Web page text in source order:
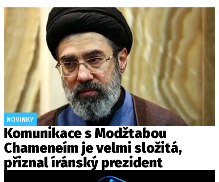
NOVINKY
Komunikace s Modžtabou
Chameneím je velmi složitá,
přiznal íránský prezident